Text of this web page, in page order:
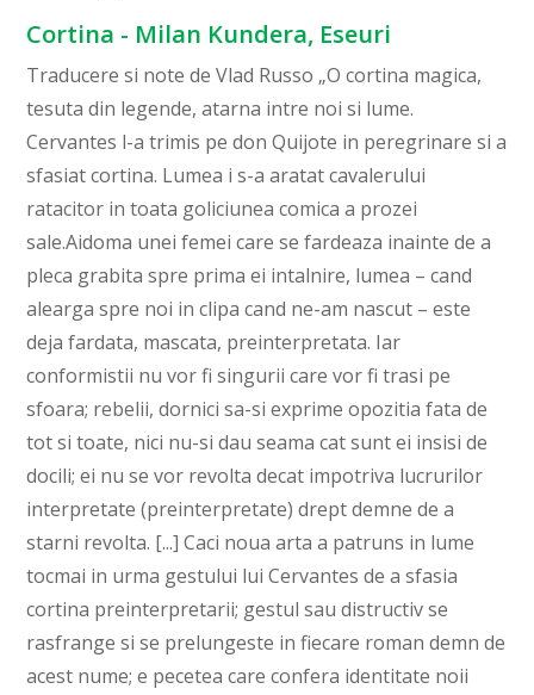
Cortina - Milan Kundera, Eseuri
Traducere si note de Vlad Russo „O cortina magica,
tesuta din legende, atarna intre noi si lume.
Cervantes l-a trimis pe don Quijote in peregrinare si a
sfasiat cortina. Lumea i s-a aratat cavalerului
ratacitor in toata goliciunea comica a prozei
sale.Aidoma unei femei care se fardeaza inainte de a
pleca grabita spre prima ei intalnire, lumea – cand
alearga spre noi in clipa cand ne-am nascut – este
deja fardata, mascata, preinterpretata. Iar
conformistii nu vor fi singurii care vor fi trasi pe
sfoara; rebelii, dornici sa-si exprime opozitia fata de
tot si toate, nici nu-si dau seama cat sunt ei insisi de
docili; ei nu se vor revolta decat impotriva lucrurilor
interpretate (preinterpretate) drept demne de a
starni revolta. [...] Caci noua arta a patruns in lume
tocmai in urma gestului lui Cervantes de a sfasia
cortina preinterpretarii; gestul sau distructiv se
rasfrange si se prelungeste in fiecare roman demn de
acest nume; e pecetea care confera identitate noii